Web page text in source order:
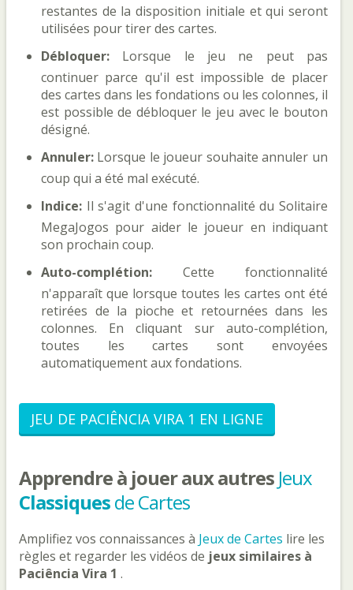
restantes de la disposition initiale et qui seront
utilisées pour tirer des cartes.
Débloquer: Lorsque le jeu ne peut pas
continuer parce qu'il est impossible de placer
des cartes dans les fondations ou les colonnes, il
est possible de débloquer le jeu avec le bouton
désigné.
Annuler: Lorsque le joueur souhaite annuler un
coup qui a été mal exécuté.
Indice: Il s'agit d'une fonctionnalité du Solitaire
MegaJogos pour aider le joueur en indiquant
son prochain coup.
Auto-complétion: Cette fonctionnalité
n'apparaît que lorsque toutes les cartes ont été
retirées de la pioche et retournées dans les
colonnes. En cliquant sur auto-complétion,
toutes les cartes sont envoyées
automatiquement aux fondations.
JEU DE PACIÊNCIA VIRA 1 EN LIGNE
Apprendre à jouer aux autres Jeux
Classiquesde Cartes
Amplifiez vos connaissances à Jeux de Cartes lire les
règles et regarder les vidéos de jeux similaires à
Paciência Vira 1 .